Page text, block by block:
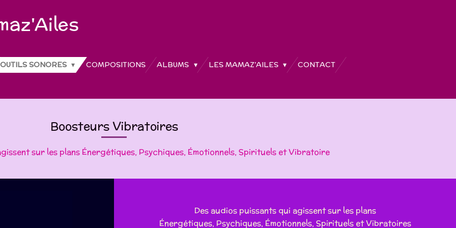
OUTILS SONORES COMPOSITIONS ALBUMS LES MAMAZ'AILES CONTACT
Boosteurs Vibratoires
sur les plans Énergétiques, Psychiques, Émotionnels, Spirituels et Vibratoire
Des audios puissants qui agissent sur les plans
Énergétiques, Psychiques, Émotionnels, Spirituels et Vibratoires